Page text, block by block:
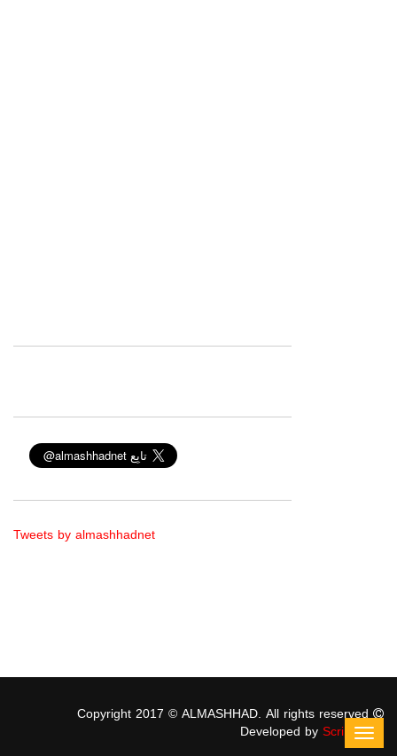
Tweets by almashhadnet
Copyright 2017 © ALMASHHAD. All rights reserved
Developed byScriptStars